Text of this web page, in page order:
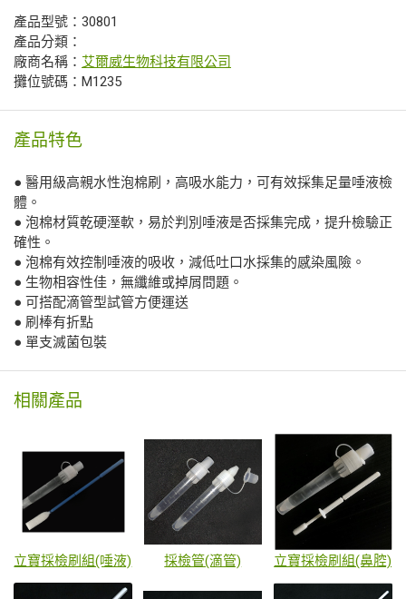
產品型號：30801
產品分類：
廠商名稱： 艾爾威生物科技有限公司
攤位號碼：M1235
產品特色
● 醫用級高親水性泡棉刷，高吸水能力，可有效採集足量唾液檢
體。
● 泡棉材質乾硬溼軟，易於判別唾液是否採集完成，提升檢驗正
確性。
● 泡棉有效控制唾液的吸收，減低吐口水採集的感染風險。
● 生物相容性佳，無纖維或掉屑問題。
● 可搭配滴管型試管方便運送
● 刷棒有折點
● 單支滅菌包裝
相關產品
立寶採檢刷組(唾液) 採檢管(滴管) 立寶採檢刷組(鼻腔)